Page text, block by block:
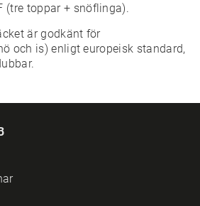
(tre toppar + snöflinga).
är godkänt för
och is) enligt europeisk standard,